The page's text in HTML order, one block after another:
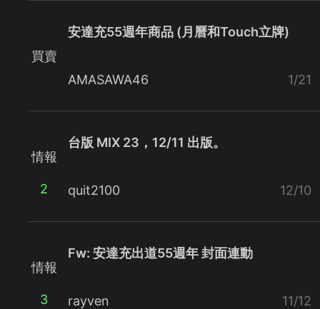
買賣
安達充55週年商品 (月曆和Touch立牌)
AMASAWA46 1/21
情報
2
台版 MIX 23，12/11 出版。
quit2100 12/10
情報
3
Fw: 安達充出道55週年 封面連動
rayven 11/12